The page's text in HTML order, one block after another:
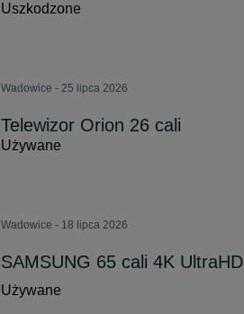
Uszkodzone
Wadowice - 25 lipca 2026
Telewizor Orion 26 cali
Używane
Wadowice - 18 lipca 2026
SAMSUNG 65 cali 4K UltraHD
Używane